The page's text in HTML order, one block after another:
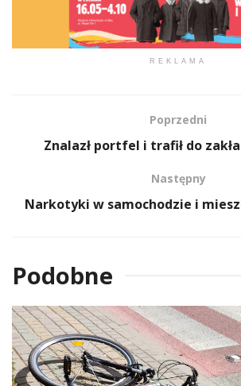
REKLAMA
Poprzedni
Znalazł portfel i trafił do
Następny
Narkotyki w samochodzie i
Podobne